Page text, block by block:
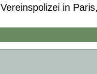
Vereinspolizei in